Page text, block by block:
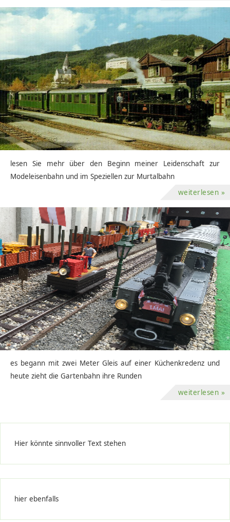
lesen Sie mehr über den Beginn meiner Leidenschaft zur
Modeleisenbahn und im Speziellen zur Murtalbahn
weiterlesen »
es begann mit zwei Meter Gleis auf einer Küchenkredenz und
heute zieht die Gartenbahn ihre Runden
weiterlesen »
Hier könnte sinnvoller Text stehen
hier ebenfalls